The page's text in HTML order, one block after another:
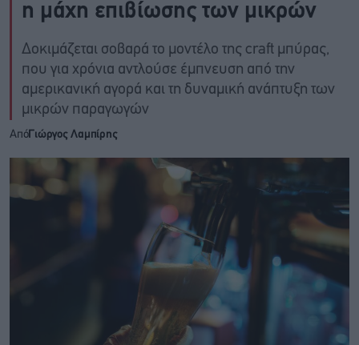
η μάχη επιβίωσης των μικρών
Δοκιμάζεται σοβαρά το μοντέλο της craft μπύρας,
που για χρόνια αντλούσε έμπνευση από την
αμερικανική αγορά και τη δυναμική ανάπτυξη των
μικρών παραγωγών
ΑπόΓιώργος Λαμπίρης